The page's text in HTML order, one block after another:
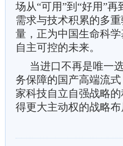
场从“可用”到“好用”
需求与技术积累的多
量，正为中国生命科
自主可控的未来。
当进口不再是唯一
务保障的国产高端流
家科技自立自强战略
得更大主动权的战略布